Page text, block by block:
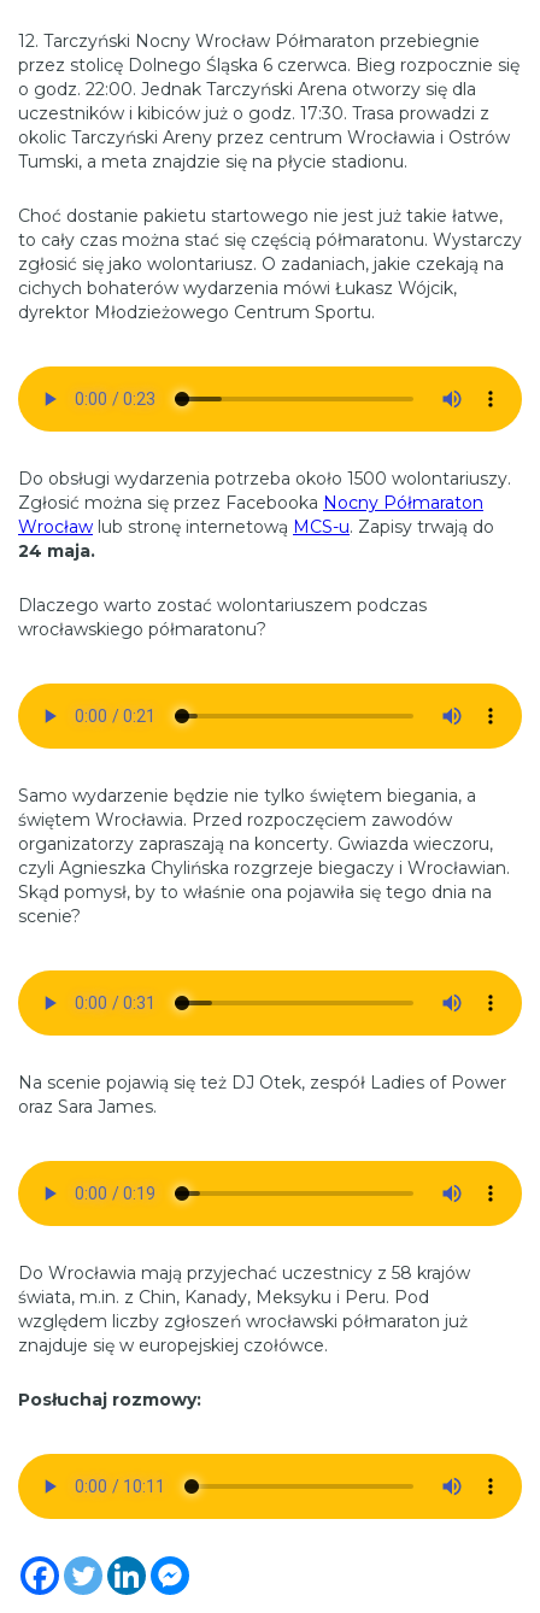
12. Tarczyński Nocny Wrocław Półmaraton przebiegnie
przez stolicę Dolnego Śląska 6 czerwca. Bieg rozpocznie się
o godz. 22:00. Jednak Tarczyński Arena otworzy się dla
uczestników i kibiców już o godz. 17:30. Trasa prowadzi z
okolic Tarczyński Areny przez centrum Wrocławia i Ostrów
Tumski, a meta znajdzie się na płycie stadionu.
Choć dostanie pakietu startowego nie jest już takie łatwe,
to cały czas można stać się częścią półmaratonu. Wystarczy
zgłosić się jako wolontariusz. O zadaniach, jakie czekają na
cichych bohaterów wydarzenia mówi Łukasz Wójcik,
dyrektor Młodzieżowego Centrum Sportu.
Do obsługi wydarzenia potrzeba około 1500 wolontariuszy.
Zgłosić można się przez Facebooka Nocny Półmaraton
Wrocław lub stronę internetową MCS-u. Zapisy trwają do
24 maja.
Dlaczego warto zostać wolontariuszem podczas
wrocławskiego półmaratonu?
Samo wydarzenie będzie nie tylko świętem biegania, a
świętem Wrocławia. Przed rozpoczęciem zawodów
organizatorzy zapraszają na koncerty. Gwiazda wieczoru,
czyli Agnieszka Chylińska rozgrzeje biegaczy i Wrocławian.
Skąd pomysł, by to właśnie ona pojawiła się tego dnia na
scenie?
Na scenie pojawią się też DJ Otek, zespół Ladies of Power
oraz Sara James.
Do Wrocławia mają przyjechać uczestnicy z 58 krajów
świata, m.in. z Chin, Kanady, Meksyku i Peru. Pod
względem liczby zgłoszeń wrocławski półmaraton już
znajduje się w europejskiej czołówce.
Posłuchaj rozmowy: